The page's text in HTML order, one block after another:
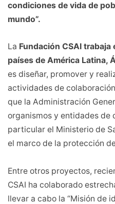
condiciones de vida de
mundo”.
La Fundación CSAI trabaja
países de América Latina,
es diseñar, promover y
actividades de
que la Administración
organismos y entidades de
particular el Ministerio de
el marco de la protección
Entre otros proyectos,
CSAI ha colaborado
llevar a cabo la “Misión de